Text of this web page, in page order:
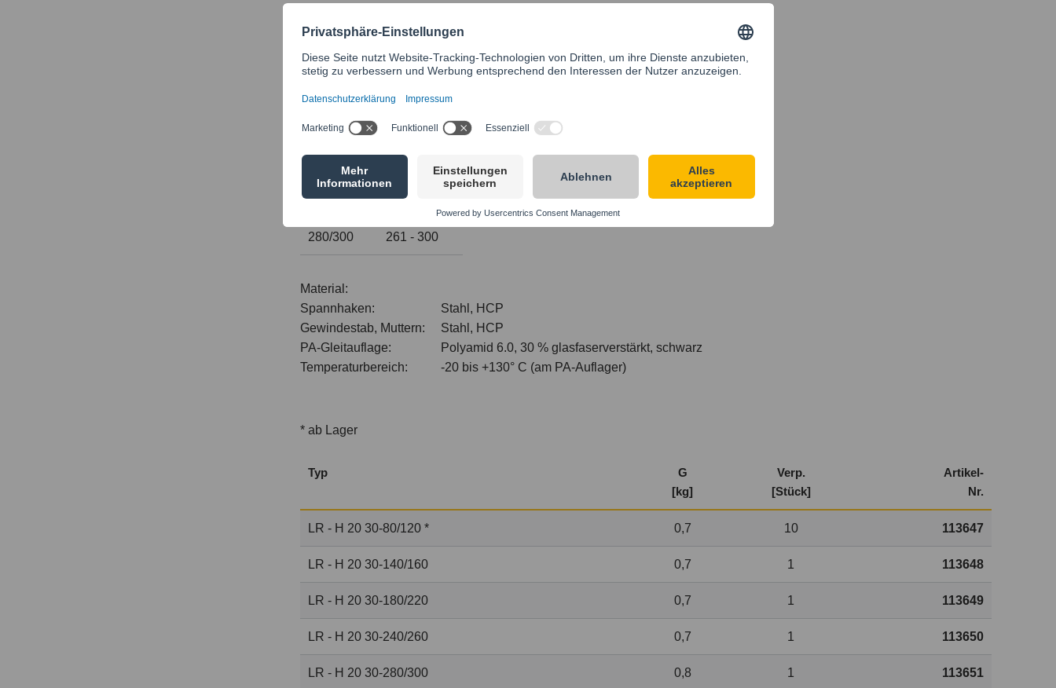
Typ
für Flanschbreite
[mm]
80/120 80 - 120
140/160 121 - 160
180/220 161 - 220
240/260 221 - 260
280/300 261 - 300
Material:
Spannhaken:
Stahl, HCP
Gewindestab, Muttern:
Stahl, HCP
PA-Gleitauflage:
Polyamid 6.0, 30 % glasfaserverstärkt, schwarz
Temperaturbereich:
-20 bis +130° C (am PA-Auflager)
* ab Lager
Typ
G
[kg]
Verp.
[Stück]
Artikel-
Nr.
LR - H 20 30-80/120 * 0,7 10 113647
LR - H 20 30-140/160 0,7 1 113648
LR - H 20 30-180/220 0,7 1 113649
LR - H 20 30-240/260 0,7 1 113650
LR - H 20 30-280/300 0,8 1 113651